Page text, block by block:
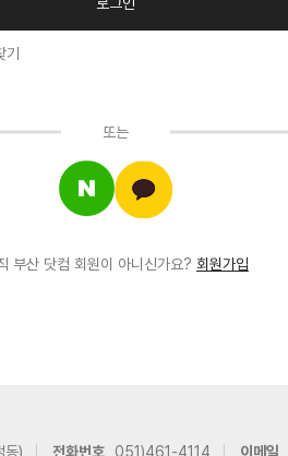
기
또는
부산 닷컴 회원이 아니신가요? 회원가입
) 전화번호 051)461-4114 이메일